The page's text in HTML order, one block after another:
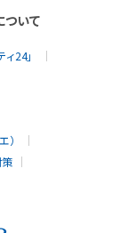
ついて
24」
）